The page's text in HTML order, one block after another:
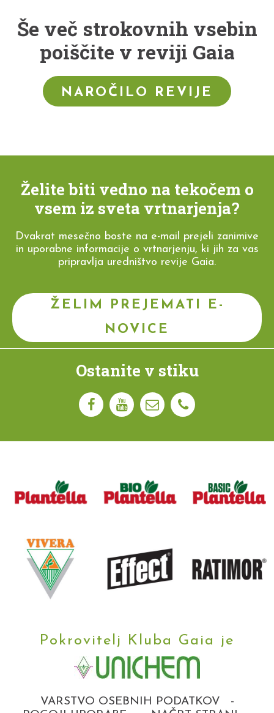
Še več strokovnih vsebin
poiščite v reviji Gaia
NAROČILO REVIJE
Želite biti vedno na tekočem o
vsem iz sveta vrtnarjenja?
Dvakrat mesečno boste na e-mail prejeli zanimive
in uporabne informacije o vrtnarjenju, ki jih za vas
pripravlja uredništvo revije Gaia.
ŽELIM PREJEMATI E-
NOVICE
Ostanite v stiku
Pokrovitelj Kluba Gaia je
VARSTVO OSEBNIH PODATKOV
-